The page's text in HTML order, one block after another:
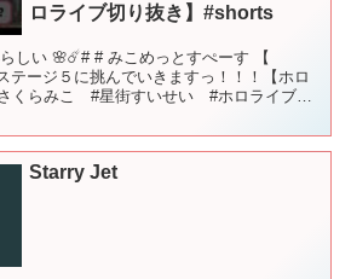
ロライブ切り抜き】#shorts
しい 🌸☄️# # みこめっとすぺーす 【
テージ５に挑んでいきますっ！！！【ホロ
くらみこ #星街すいせい #ホロライブ #
Starry Jet